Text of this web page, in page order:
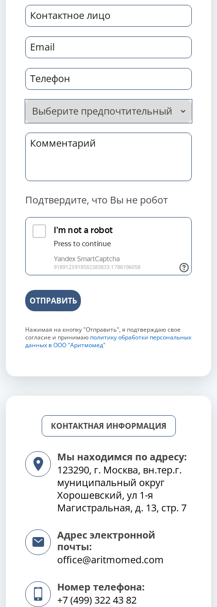
Подтвердите, что Вы не робот
ОТПРАВИТЬ
Нажимая на кнопку "Отправить", я подтверждаю свое
согласие и принимаю политику обработки персональных
данных в ООО "Аритмомед"
КОНТАКТНАЯ ИНФОРМАЦИЯ
Мы находимся по адресу:
123290, г. Москва, вн.тер.г.
муниципальный округ
Хорошевский, ул 1-я
Магистральная, д. 13, стр. 7
Адрес электронной
почты:
office@aritmomed.com
Номер телефона:
+7 (499) 322 43 82